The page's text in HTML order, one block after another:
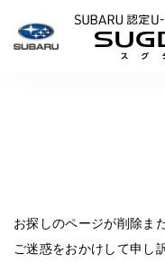
お探しのページが削除ま
ご迷惑をおかけして申し